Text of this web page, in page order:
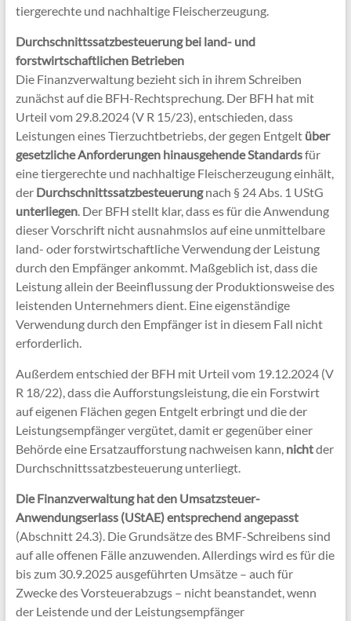
tiergerechte und nachhaltige Fleischerzeugung.
Durchschnittssatzbesteuerung bei land- und
forstwirtschaftlichen Betrieben
Die Finanzverwaltung bezieht sich in ihrem Schreiben
zunächst auf die BFH-Rechtsprechung. Der BFH hat mit
Urteil vom 29.8.2024 (V R 15/23), entschieden, dass
Leistungen eines Tierzuchtbetriebs, der gegen Entgelt über
gesetzliche Anforderungen hinausgehende Standardsfür
eine tiergerechte und nachhaltige Fleischerzeugung einhält,
der Durchschnittssatzbesteuerungnach § 24 Abs. 1 UStG
unterliegen. Der BFH stellt klar, dass es für die Anwendung
dieser Vorschrift nicht ausnahmslos auf eine unmittelbare
land- oder forstwirtschaftliche Verwendung der Leistung
durch den Empfänger ankommt. Maßgeblich ist, dass die
Leistung allein der Beeinflussung der Produktionsweise des
leistenden Unternehmers dient. Eine eigenständige
Verwendung durch den Empfänger ist in diesem Fall nicht
erforderlich.
Außerdem entschied der BFH mit Urteil vom 19.12.2024 (V
R 18/22), dass die Aufforstungsleistung, die ein Forstwirt
auf eigenen Flächen gegen Entgelt erbringt und die der
Leistungsempfänger vergütet, damit er gegenüber einer
Behörde eine Ersatzaufforstung nachweisen kann, nichtder
Durchschnittssatzbesteuerung unterliegt.
Die Finanzverwaltung hat den Umsatzsteuer-
Anwendungserlass (UStAE) entsprechend angepasst
(Abschnitt 24.3). Die Grundsätze des BMF-Schreibens sind
auf alle offenen Fälle anzuwenden. Allerdings wird es für die
bis zum 30.9.2025 ausgeführten Umsätze – auch für
Zwecke des Vorsteuerabzugs – nicht beanstandet, wenn
der Leistende und der Leistungsempfänger